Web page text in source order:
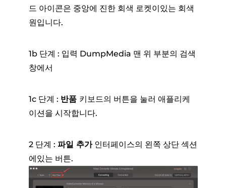
드 아이콘은 중앙에 진한 회색 로켓이있는 회색
원입니다.
1b 단계 : 입력 DumpMedia 맨 위 부분의 검색
창에서
1c 단계 : 반품 키보드의 버튼을 눌러 애플리케
이션을 시작합니다.
2 단계 : 파일 추가인터페이스의 왼쪽 상단 섹션
에있는 버튼.